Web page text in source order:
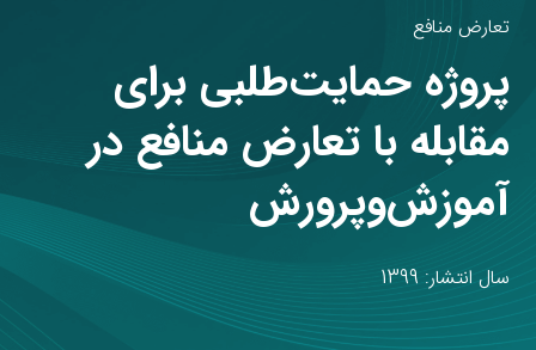
تعارض منافع
پروژه حمایت‌طلبی برای
مقابله با تعارض منافع در
آموزش‌وپرورش
سال انتشار: 1399